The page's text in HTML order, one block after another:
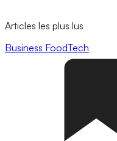
Articles les plus lus
Business FoodTech